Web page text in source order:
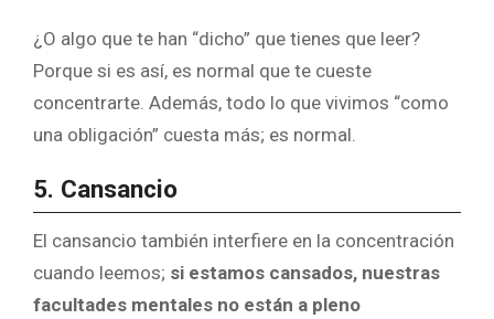
¿O algo que te han “dicho” que tienes que leer?
Porque si es así, es normal que te cueste
concentrarte. Además, todo lo que vivimos “como
una obligación” cuesta más; es normal.
5. Cansancio
El cansancio también interfiere en la concentración
cuando leemos; si estamos cansados, nuestras
facultades mentales no están a pleno